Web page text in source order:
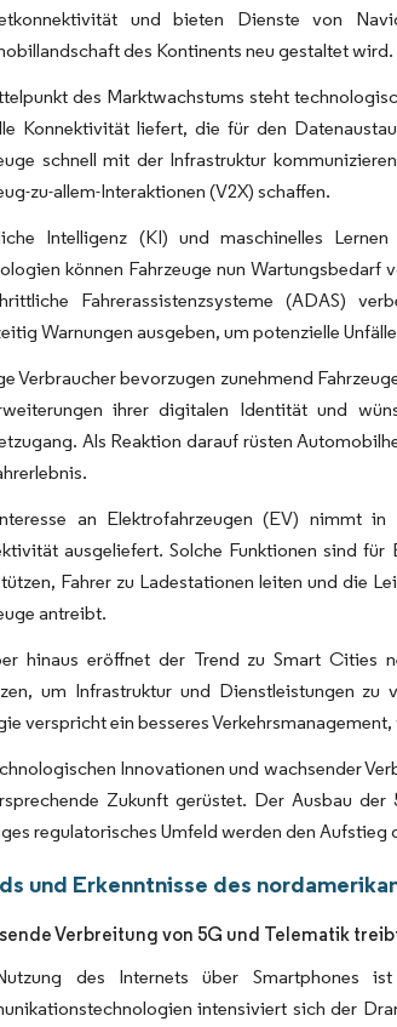
und bieten Dienste von
des Kontinents neu gestaltet wird.
des Marktwachstums steht
Konnektivität liefert, die für den
schnell mit der Infrastruktur
zu-allem-Interaktionen (V2X) schaffen.
Intelligenz (KI) und maschinelles
können Fahrzeuge nun
Fahrerassistenzsysteme (ADAS)
Warnungen ausgeben, um potenzielle
Verbraucher bevorzugen zunehmend
ihrer digitalen Identität und
Als Reaktion darauf rüsten
an Elektrofahrzeugen (EV) nimmt
ausgeliefert. Solche Funktionen sind
Fahrer zu Ladestationen leiten und die
antreibt.
hinaus eröffnet der Trend zu Smart Cities
um Infrastruktur und Dienstleistungen zu
verspricht ein besseres
Innovationen und wachsender
Zukunft gerüstet. Der Ausbau
regulatorisches Umfeld werden den Aufstieg
und Erkenntnisse des
Verbreitung von 5G und Telematik
des Internets über Smartphones
intensiviert sich der